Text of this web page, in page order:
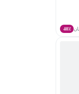
40٪